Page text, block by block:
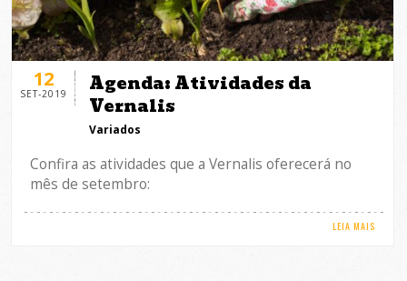
12
SET-2019
Agenda: Atividades da
Vernalis
Variados
Confira as atividades que a Vernalis oferecerá no
mês de setembro:
LEIA MAIS